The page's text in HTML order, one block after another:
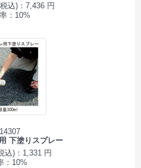
込)：7,436 円
：10%
下塗りスプレー
込)：1,331 円
：10%